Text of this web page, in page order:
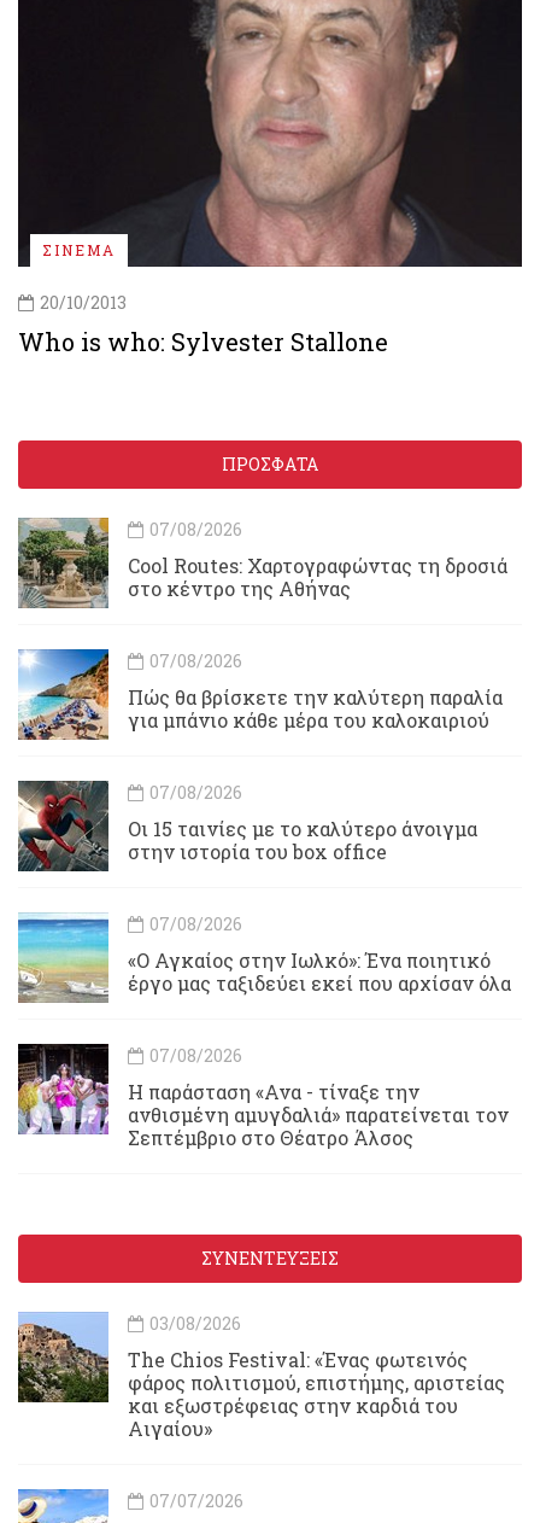
ΣΙΝΕΜΑ
20/10/2013
Who is who: Sylvester Stallone
ΠΡΟΣΦΑΤΑ
07/08/2026
Cool Routes: Χαρτογραφώντας τη δροσιά
στο κέντρο της Αθήνας
07/08/2026
Πώς θα βρίσκετε την καλύτερη παραλία
για μπάνιο κάθε μέρα του καλοκαιριού
07/08/2026
Οι 15 ταινίες με το καλύτερο άνοιγμα
στην ιστορία του box office
07/08/2026
«Ο Αγκαίος στην Ιωλκό»: Ένα ποιητικό
έργο μας ταξιδεύει εκεί που αρχίσαν όλα
07/08/2026
Η παράσταση «Ανα - τίναξε την
ανθισμένη αμυγδαλιά» παρατείνεται τον
Σεπτέμβριο στο Θέατρο Άλσος
ΣΥΝΕΝΤΕΥΞΕΙΣ
03/08/2026
Τhe Chios Festival: «Ένας φωτεινός
φάρος πολιτισμού, επιστήμης, αριστείας
και εξωστρέφειας στην καρδιά του
Αιγαίου»
07/07/2026